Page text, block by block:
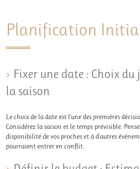
Planification
Fixer une date : Choix du
la saison
Le choix de la date est l’une des premières
Considérez la saison et le temps prévisible.
disponibilité de vos proches et à d’autres
pourraient entrer en conflit.